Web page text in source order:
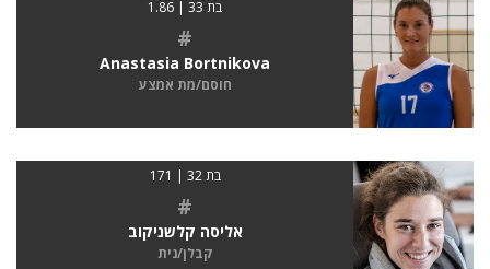
בת 33 | 1.86
#
Anastasia Bortnikova
חוסם/מת אמצע
בת 32 | 171
#
אליסה קלשניקוב
קבלן/נית